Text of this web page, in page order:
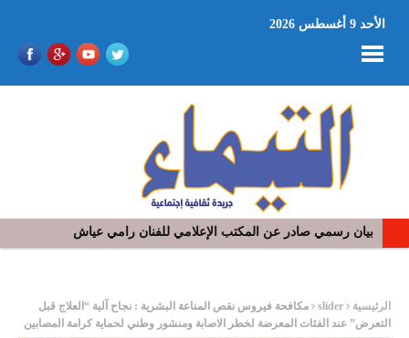
الأحد 9 أغسطس 2026
في افتتاح مهرجان بومخلوف الدولي: رؤوف ماهر يتالق و يشد الجمهور
الرئيسية slider
مكافحة فيروس نقص المناعة البشرية : نجاح آلية “العلاج قبل
التعرض” عند الفئات المعرضة لخطر الاصابة ومنشور وطني لحماية كرامة المصابين